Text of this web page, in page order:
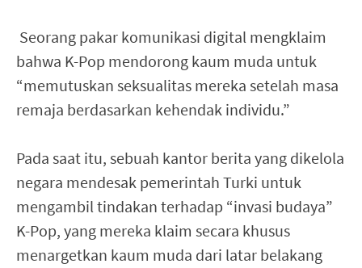
Seorang pakar komunikasi digital mengklaim
bahwa K-Pop mendorong kaum muda untuk
“memutuskan seksualitas mereka setelah masa
remaja berdasarkan kehendak individu.”
Pada saat itu, sebuah kantor berita yang dikelola
negara mendesak pemerintah Turki untuk
mengambil tindakan terhadap “invasi budaya”
K-Pop, yang mereka klaim secara khusus
menargetkan kaum muda dari latar belakang